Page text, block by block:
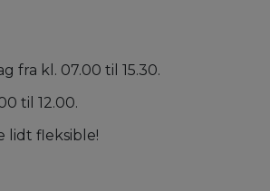
fra kl. 07.00 til 15.30.
til 12.00.
lidt fleksible!